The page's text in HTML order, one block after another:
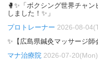
🥊✨「ボクシング世界チャ
しました！✨」
プロトレーナー 2026-08-
✨【広島県鍼灸マッサージ師
マナ治療院 2026-07-20(Mon)